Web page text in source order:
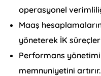
operasyonel
Maaş
yöneterek İK
Performans
memnuniyetini artırır.